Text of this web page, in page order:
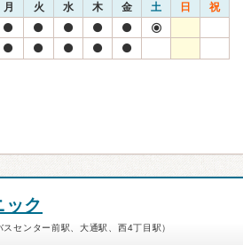
月 火 水 木 金 土 日 祝
ク
センター前駅、大通駅、西4丁目駅）